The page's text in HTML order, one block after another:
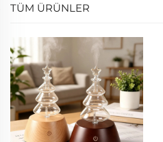
TÜM ÜRÜNLER